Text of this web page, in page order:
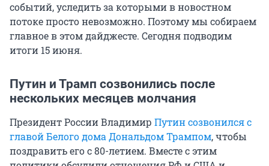
событий, уследить за которыми в новостном
потоке просто невозможно. Поэтому мы собираем
главное в этом дайджесте. Сегодня подводим
итоги 15 июня.
Путин и Трамп созвонились после
нескольких месяцев молчания
Президент России Владимир Путин созвонился с
главой Белого дома Дональдом Трампом, чтобы
поздравить его с 80-летием. Вместе с этим